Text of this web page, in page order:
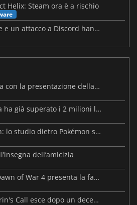
Helix: Steam ora è a rischio
Le mappe dei malware e un attacco a Discord hanno colpito Meccha Chameleon
MARVEL Tōkon debutta con la presentazione della roadmap per il primo anno
Resident Evil: Veronica ha già superato i 2 milioni liste dei desideri
Beast of Reincarnation: lo studio dietro Pokémon su una nuova strada
dell’amicizia
Warhammer 40.000: Dawn of War 4 presenta la fazione dei Necron
Forsaken Realms: Vahrin's Call esce dopo un decennio di sviluppo